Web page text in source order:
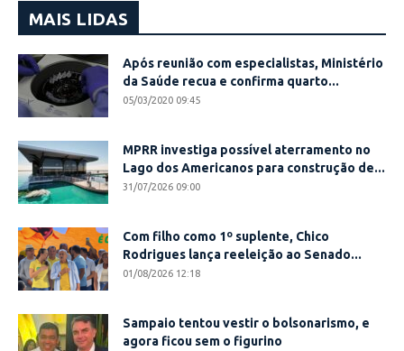
MAIS LIDAS
Após reunião com especialistas, Ministério
da Saúde recua e confirma quarto...
05/03/2020 09:45
MPRR investiga possível aterramento no
Lago dos Americanos para construção de...
31/07/2026 09:00
Com filho como 1º suplente, Chico
Rodrigues lança reeleição ao Senado...
01/08/2026 12:18
Sampaio tentou vestir o bolsonarismo, e
agora ficou sem o figurino